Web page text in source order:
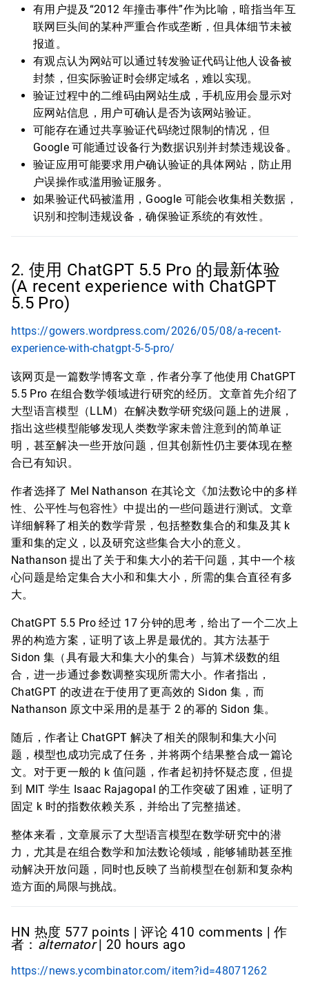
有用户提及“2012 年撞击事件”作为比喻，暗指当年互
联网巨头间的某种严重合作或垄断，但具体细节未被
报道。
有观点认为网站可以通过转发验证代码让他人设备被
封禁，但实际验证时会绑定域名，难以实现。
验证过程中的二维码由网站生成，手机应用会显示对
应网站信息，用户可确认是否为该网站验证。
可能存在通过共享验证代码绕过限制的情况，但
Google 可能通过设备行为数据识别并封禁违规设备。
验证应用可能要求用户确认验证的具体网站，防止用
户误操作或滥用验证服务。
如果验证代码被滥用，Google 可能会收集相关数据，
识别和控制违规设备，确保验证系统的有效性。
2. 使用 ChatGPT 5.5 Pro 的最新体验
(A recent experience with ChatGPT
5.5 Pro)
https://gowers.wordpress.com/2026/05/08/a-recent-
experience-with-chatgpt-5-5-pro/
该网页是一篇数学博客文章，作者分享了他使用 ChatGPT
5.5 Pro 在组合数学领域进行研究的经历。文章首先介绍了
大型语言模型（LLM）在解决数学研究级问题上的进展，
指出这些模型能够发现人类数学家未曾注意到的简单证
明，甚至解决一些开放问题，但其创新性仍主要体现在整
合已有知识。
作者选择了 Mel Nathanson 在其论文《加法数论中的多样
性、公平性与包容性》中提出的一些问题进行测试。文章
详细解释了相关的数学背景，包括整数集合的和集及其 k
重和集的定义，以及研究这些集合大小的意义。
Nathanson 提出了关于和集大小的若干问题，其中一个核
心问题是给定集合大小和和集大小，所需的集合直径有多
大。
ChatGPT 5.5 Pro 经过 17 分钟的思考，给出了一个二次上
界的构造方案，证明了该上界是最优的。其方法基于
Sidon 集（具有最大和集大小的集合）与算术级数的组
合，进一步通过参数调整实现所需大小。作者指出，
ChatGPT 的改进在于使用了更高效的 Sidon 集，而
Nathanson 原文中采用的是基于 2 的幂的 Sidon 集。
随后，作者让 ChatGPT 解决了相关的限制和集大小问
题，模型也成功完成了任务，并将两个结果整合成一篇论
文。对于更一般的 k 值问题，作者起初持怀疑态度，但提
到 MIT 学生 Isaac Rajagopal 的工作突破了困难，证明了
固定 k 时的指数依赖关系，并给出了完整描述。
整体来看，文章展示了大型语言模型在数学研究中的潜
力，尤其是在组合数学和加法数论领域，能够辅助甚至推
动解决开放问题，同时也反映了当前模型在创新和复杂构
造方面的局限与挑战。
HN 热度 577 points | 评论 410 comments | 作
者： alternator| 20 hours ago
https://news.ycombinator.com/item?id=48071262